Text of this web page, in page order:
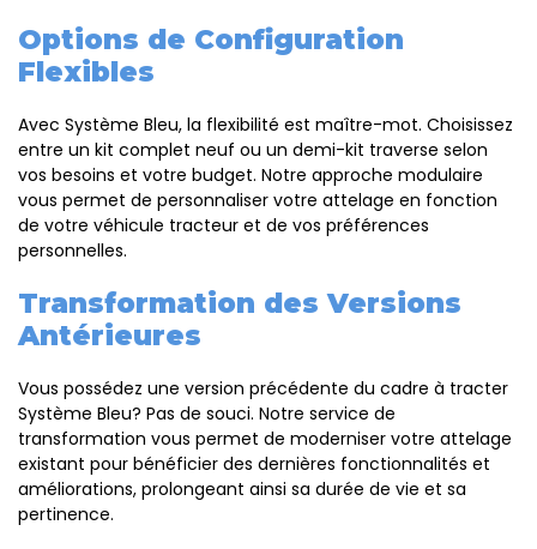
Options de Configuration
Flexibles
Avec Système Bleu, la flexibilité est maître-mot. Choisissez
entre un kit complet neuf ou un demi-kit traverse selon
vos besoins et votre budget. Notre approche modulaire
vous permet de personnaliser votre attelage en fonction
de votre véhicule tracteur et de vos préférences
personnelles.
Transformation des Versions
Antérieures
Vous possédez une version précédente du cadre à tracter
Système Bleu? Pas de souci. Notre service de
transformation vous permet de moderniser votre attelage
existant pour bénéficier des dernières fonctionnalités et
améliorations, prolongeant ainsi sa durée de vie et sa
pertinence.